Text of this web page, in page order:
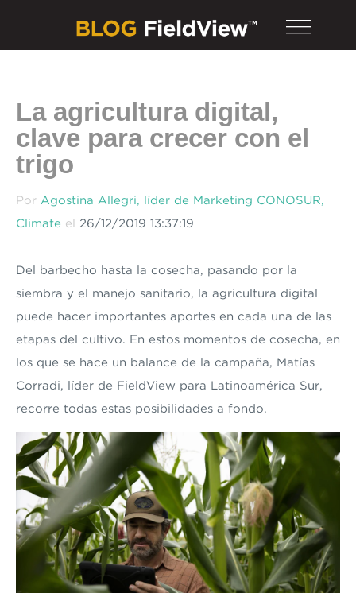
La agricultura digital,
clave para crecer con el
trigo
Por Agostina Allegri, líder de Marketing CONOSUR,
Climate el 26/12/2019 13:37:19
Del barbecho hasta la cosecha, pasando por la
siembra y el manejo sanitario, la agricultura digital
puede hacer importantes aportes en cada una de las
etapas del cultivo. En estos momentos de cosecha, en
los que se hace un balance de la campaña, Matías
Corradi, líder de FieldView para Latinoamérica Sur,
recorre todas estas posibilidades a fondo.